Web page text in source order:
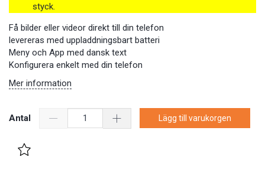
styck.
Få bilder eller videor direkt till din telefon
levereras med uppladdningsbart batteri
Meny och App med dansk text
Konfigurera enkelt med din telefon
Mer information
Antal Lägg till varukorgen